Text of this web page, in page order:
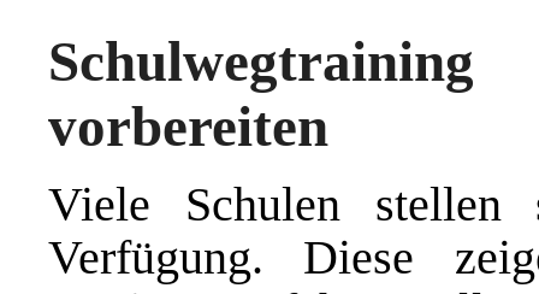
vorbereiten
Viele Schulen stellen
Verfügung. Diese